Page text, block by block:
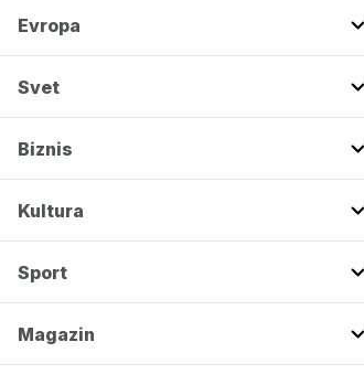
Evropa
Svet
Biznis
Kultura
Sport
Magazin
FOKUS